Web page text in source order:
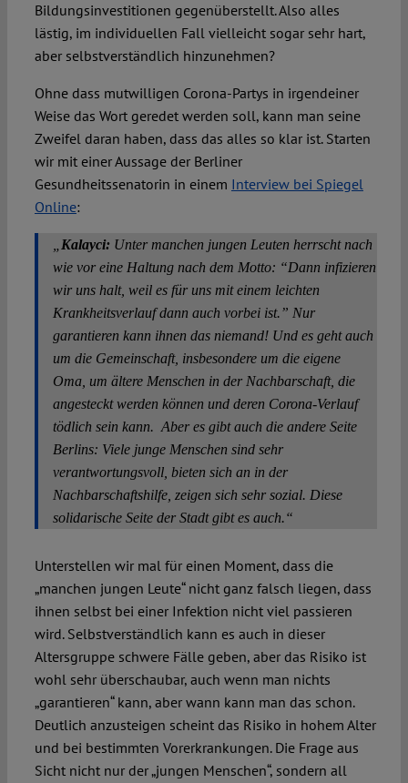
Bildungsinvestitionen gegenüberstellt. Also alles
lästig, im individuellen Fall vielleicht sogar sehr hart,
aber selbstverständlich hinzunehmen?
Ohne dass mutwilligen Corona-Partys in irgendeiner
Weise das Wort geredet werden soll, kann man seine
Zweifel daran haben, dass das alles so klar ist. Starten
wir mit einer Aussage der Berliner
Gesundheitssenatorin in einem Interview bei Spiegel
Online:
Kalayci: Unter manchen jungen Leuten herrscht nach
wie vor eine Haltung nach dem Motto: “Dann infizieren
wir uns halt, weil es für uns mit einem leichten
Krankheitsverlauf dann auch vorbei ist.” Nur
garantieren kann ihnen das niemand! Und es geht auch
um die Gemeinschaft, insbesondere um die eigene
Oma, um ältere Menschen in der Nachbarschaft, die
angesteckt werden können und deren Corona-Verlauf
tödlich sein kann. Aber es gibt auch die andere Seite
Berlins: Viele junge Menschen sind sehr
verantwortungsvoll, bieten sich an in der
Nachbarschaftshilfe, zeigen sich sehr sozial. Diese
solidarische Seite der Stadt gibt es auch.“
Unterstellen wir mal für einen Moment, dass die
„manchen jungen Leute“ nicht ganz falsch liegen, dass
ihnen selbst bei einer Infektion nicht viel passieren
wird. Selbstverständlich kann es auch in dieser
Altersgruppe schwere Fälle geben, aber das Risiko ist
wohl sehr überschaubar, auch wenn man nichts
„garantieren“ kann, aber wann kann man das schon.
Deutlich anzusteigen scheint das Risiko in hohem Alter
und bei bestimmten Vorerkrankungen. Die Frage aus
Sicht nicht nur der „jungen Menschen“, sondern all